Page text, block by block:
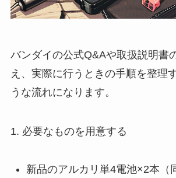
バンダイの公式Q&Aや取扱説明書
え、実際に行うときの手順を整理
うな流れになります。
1. 必要なものを用意する
新品のアルカリ単4電池×2本（